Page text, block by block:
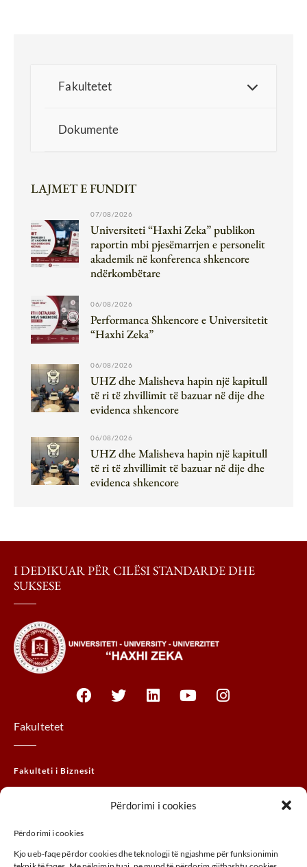
Përdorimi i cookies
Përdorimi i cookies
Kjo ueb-faqe përdor cookies dhe teknologji të ngjashme për funksionimin
Fakultetet
Dokumente
LAJMET E FUNDIT
07/08/2026
Universiteti “Haxhi Zeka” publikon
raportin mbi pjesëmarrjen e personelit
akademik në konferenca shkencore
ndërkombëtare
06/08/2026
Performanca Shkencore e Universitetit
“Haxhi Zeka”
06/08/2026
UHZ dhe Malisheva hapin një kapitull
të ri të zhvillimit të bazuar në dije dhe
evidenca shkencore
06/08/2026
UHZ dhe Malisheva hapin një kapitull
të ri të zhvillimit të bazuar në dije dhe
evidenca shkencore
I DEDIKUAR PËR CILËSI STANDARDE DHE
SUKSESE
Fakultetet
Fakulteti i Biznesit
Fakulteti i Arteve